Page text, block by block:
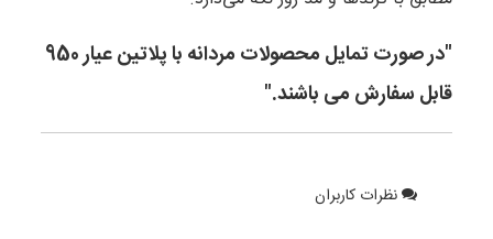
"در صورت تمایل محصولات مردانه با پلاتین عیار 950
قابل سفارش می باشند."
نظرات کاربران